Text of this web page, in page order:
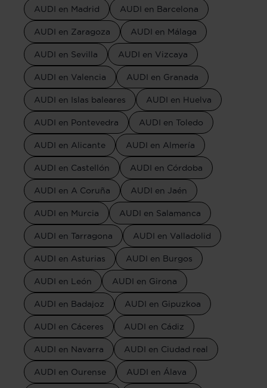
AUDI en Madrid AUDI en Barcelona
AUDI en Zaragoza AUDI en Málaga
AUDI en Sevilla AUDI en Vizcaya
AUDI en Valencia AUDI en Granada
AUDI en Islas baleares AUDI en Huelva
AUDI en Pontevedra AUDI en Toledo
AUDI en Alicante AUDI en Almería
AUDI en Castellón AUDI en Córdoba
AUDI en A Coruña AUDI en Jaén
AUDI en Murcia AUDI en Salamanca
AUDI en Tarragona AUDI en Valladolid
AUDI en Asturias AUDI en Burgos
AUDI en León AUDI en Girona
AUDI en Badajoz AUDI en Gipuzkoa
AUDI en Cáceres AUDI en Cádiz
AUDI en Navarra AUDI en Ciudad real
AUDI en Ourense AUDI en Álava